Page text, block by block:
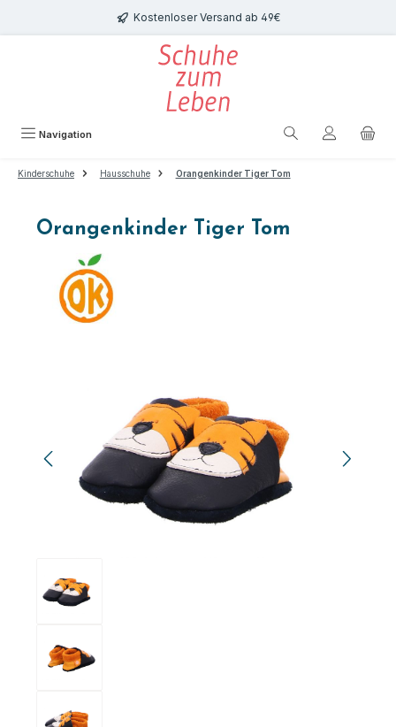
Zum Hauptinhalt springen Kostenloser Versand ab 49€
Navigation
Kinderschuhe Hausschuhe Orangenkinder Tiger Tom
Orangenkinder Tiger Tom